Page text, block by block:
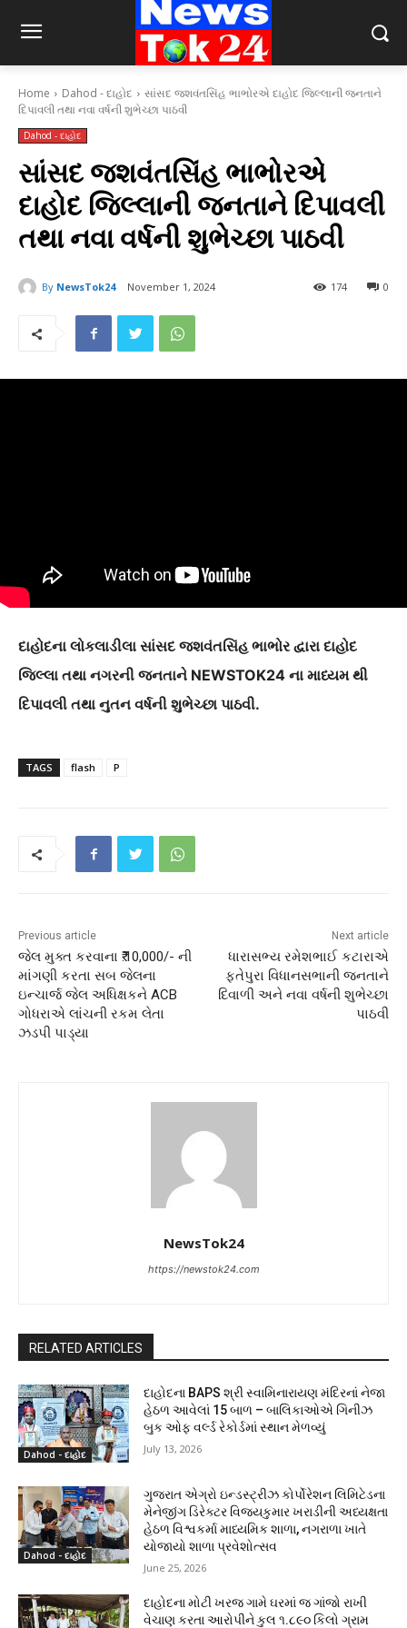
Home Dahod - દાહોદ
સાંસદ જશવંતસિંહ ભાભોરએ દાહોદ જિલ્લાની જનતાને
દિપાવલી તથા નવા વર્ષની શુભેચ્છા પાઠવી
Dahod - દાહોદ
સાંસદ જશવંતસિંહ ભાભોરએ
દાહોદ જિલ્લાની જનતાને દિપાવલી
તથા નવા વર્ષની શુભેચ્છા પાઠવી
By NewsTok24 November 1, 2024 0
174
દાહોદના લોકલાડીલા સાંસદ જશવંતસિંહ ભાભોર દ્વારા દાહોદ
જિલ્લા તથા નગરની જનતાને NEWSTOK24 ના માધ્યમ થી
દિપાવલી તથા નુતન વર્ષની શુભેચ્છા પાઠવી.
TAGS flash P
Previous article
જેલ મુક્ત કરવાના ₹.10,000/- ની
માંગણી કરતા સબ જેલના
ઇન્ચાર્જ જેલ અધિક્ષકને ACB
ગોધરાએ લાંચની રકમ લેતા
ઝડપી પાડ્યા
Next article
ધારાસભ્ય રમેશભાઈ કટારાએ
ફતેપુરા વિધાનસભાની જનતાને
દિવાળી અને નવા વર્ષની શુભેચ્છા
પાઠવી
NewsTok24
https://newstok24.com
RELATED ARTICLES
Dahod - દાહોદ
દાહોદના BAPS શ્રી સ્વામિનારાયણ મંદિરનાં નેજા
હેઠળ આવેલાં 15 બાળ – બાલિકાઓએ ગિનીઝ
બુક ઓફ વર્લ્ડ રેકોર્ડમાં સ્થાન મેળવ્યું
July 13, 2026
Dahod - દાહોદ
ગુજરાત એગ્રો ઇન્ડસ્ટ્રીઝ કોર્પોરેશન લિમિટેડના
મેનેજીંગ ડિરેક્ટર વિજયકુમાર ખરાડીની અધ્યક્ષતા
હેઠળ વિશ્વકર્મા માધ્યમિક શાળા, નગરાળા ખાતે
યોજાયો શાળા પ્રવેશોત્સવ
June 25, 2026
દાહોદના મોટી ખરજ ગામે ઘરમાં જ ગાંજો રાખી
વેચાણ કરતા આરોપીને કુલ ૧.૮૯૦ કિલો ગ્રામ